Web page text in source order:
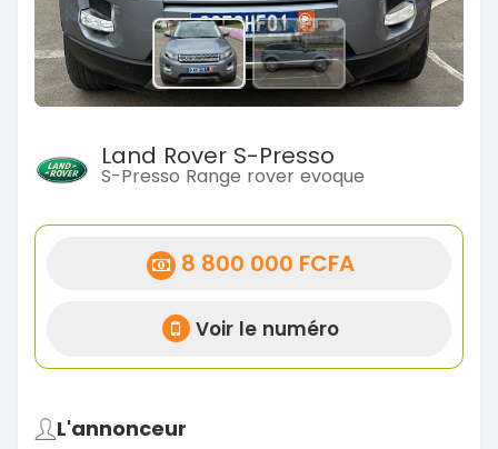
Land Rover S-Presso
S-Presso Range rover evoque
8 800 000 FCFA
Voir le numéro
L'annonceur